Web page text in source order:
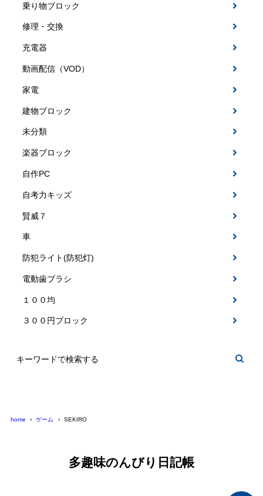
乗り物ブロック
修理・交換
充電器
動画配信（VOD）
家電
建物ブロック
未分類
楽器ブロック
自作PC
自考力キッズ
賢威７
車
防犯ライト(防犯灯)
電動歯ブラシ
１００均
３００円ブロック
home ゲーム SEKIRO
多趣味のんびり日記帳